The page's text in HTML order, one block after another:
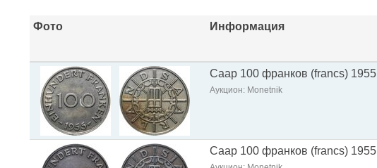
Фото Информация
Саар 100 франков (francs) 1955
Аукцион: Monetnik
Саар 100 франков (francs) 1955